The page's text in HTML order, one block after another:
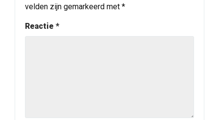
velden zijn gemarkeerd met *
Reactie *